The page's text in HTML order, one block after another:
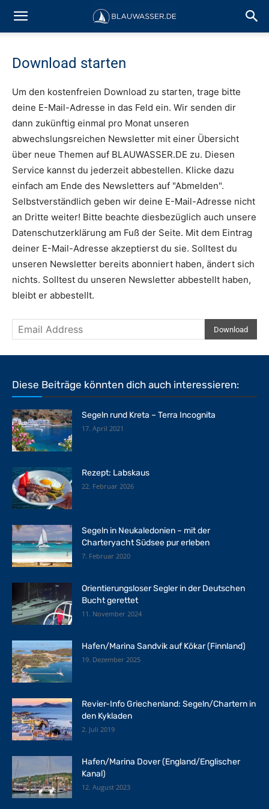
Download starten
Um den kostenfreien Download zu starten, trage bitte
deine E-Mail-Adresse in das Feld ein. Wir senden dir
dann zukünftig einmal pro Monat unseren
abwechslungsreichen Newsletter mit einer Übersicht
über neue Themen auf BLAUWASSER.DE zu. Diesen
Service kannst du jederzeit abbestellen. Klicke dazu
einfach am Ende des Newsletters auf "Abmelden".
Selbstverständlich geben wir deine E-Mail-Adresse nicht
an Dritte weiter! Bitte beachte diesbezüglich auch unsere
Datenschutzerklärung am Fuß der Seite. Mit dem Eintrag
deiner E-Mail-Adresse akzeptierst du sie. Solltest du
unseren Newsletter bereits abonniert haben, ändert sich
nichts. Solltest du unseren Newsletter abbestellt haben,
bleibt er abbestellt.
Diese Beiträge könnten dich auch interessieren:
Segeln rund Kreta – Terra Incognita
17. April 2021
Rezept: Labskaus
22. Februar 2026
Segeln in Neukaledonien – mit der
Charteryacht Südsee pur erleben
7. Februar 2020
Orientierungsloser Segler in der Deutschen
Bucht gerettet
11. November 2024
Hafen/Marina Sandvik auf Kökar (Finnland)
19. Dezember 2025
Revier-Info Griechenland: Segeln/Chartern in
den Kykladen
2. Juli 2019
Hafen/Marina Dover (England/Englischer
Kanal)
12. August 2023